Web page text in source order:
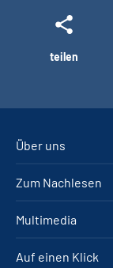
teilen
Über uns
Zum Nachlesen
Multimedia
Auf einen Klick